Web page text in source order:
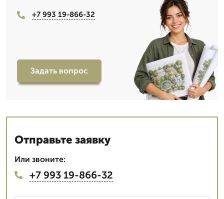
+7 993 19-866-32
Задать вопрос
Отправьте заявку
Или звоните:
+7 993 19-866-32